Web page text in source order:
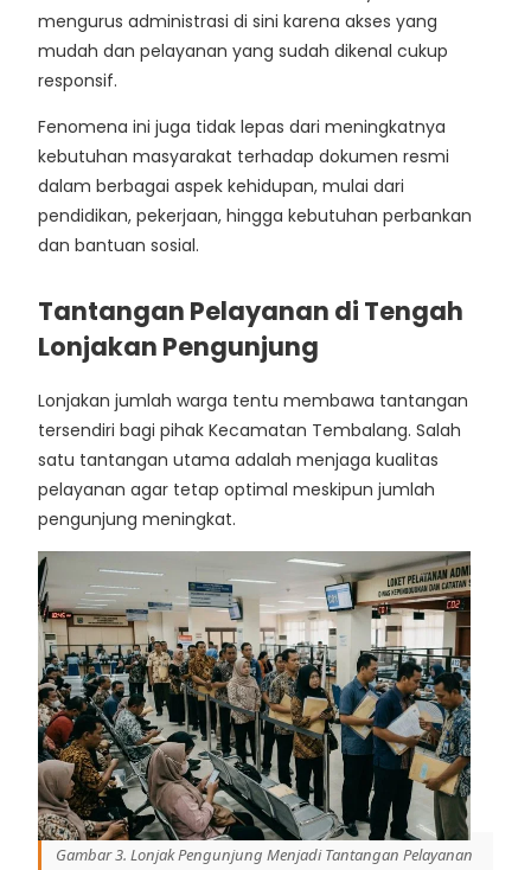
mengurus administrasi di sini karena akses yang
mudah dan pelayanan yang sudah dikenal cukup
responsif.
Fenomena ini juga tidak lepas dari meningkatnya
kebutuhan masyarakat terhadap dokumen resmi
dalam berbagai aspek kehidupan, mulai dari
pendidikan, pekerjaan, hingga kebutuhan perbankan
dan bantuan sosial.
Tantangan Pelayanan di Tengah
Lonjakan Pengunjung
Lonjakan jumlah warga tentu membawa tantangan
tersendiri bagi pihak Kecamatan Tembalang. Salah
satu tantangan utama adalah menjaga kualitas
pelayanan agar tetap optimal meskipun jumlah
pengunjung meningkat.
Gambar 3. Lonjak Pengunjung Menjadi Tantangan Pelayanan